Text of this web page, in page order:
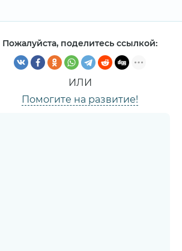
Пожалуйста, поделитесь ссылкой:
ИЛИ
Помогите на развитие!